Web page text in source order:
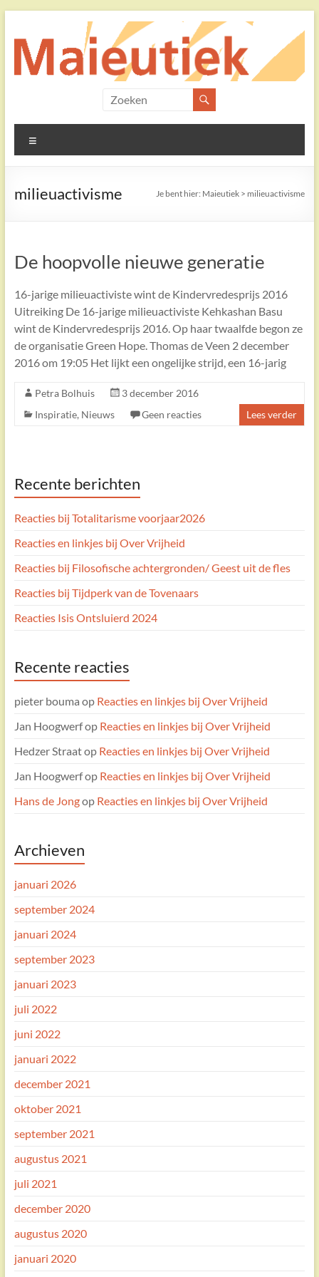
inhoud
Maieutiek
Filosofische
Praktijk
milieuactivisme Je bent hier: Maieutiek > milieuactivisme
De hoopvolle nieuwe generatie
16-jarige milieuactiviste wint de Kindervredesprijs 2016
Uitreiking De 16-jarige milieuactiviste Kehkashan Basu
wint de Kindervredesprijs 2016. Op haar twaalfde begon ze
de organisatie Green Hope. Thomas de Veen 2 december
2016 om 19:05 Het lijkt een ongelijke strijd, een 16-jarig
Petra Bolhuis
3 december 2016
Inspiratie, Nieuws Geen reacties Lees verder
Recente berichten
Reacties bij Totalitarisme voorjaar2026
Reacties en linkjes bij Over Vrijheid
Reacties bij Filosofische achtergronden/ Geest uit de fles
Reacties bij Tijdperk van de Tovenaars
Reacties Isis Ontsluierd 2024
Recente reacties
pieter bouma op Reacties en linkjes bij Over Vrijheid
Jan Hoogwerfop Reacties en linkjes bij Over Vrijheid
Hedzer Straatop Reacties en linkjes bij Over Vrijheid
Jan Hoogwerfop Reacties en linkjes bij Over Vrijheid
Hans de Jongop Reacties en linkjes bij Over Vrijheid
Archieven
januari 2026
september 2024
januari 2024
september 2023
januari 2023
juli 2022
juni 2022
januari 2022
december 2021
oktober 2021
september 2021
augustus 2021
juli 2021
december 2020
augustus 2020
januari 2020